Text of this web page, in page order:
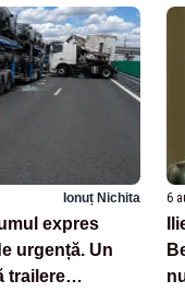
Ionuț Nichita
expres
urgență. Un
trailere
6